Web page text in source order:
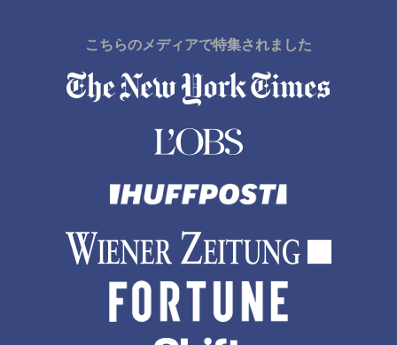
Monbetsuでのホテル
こちらのメディアで特集されました